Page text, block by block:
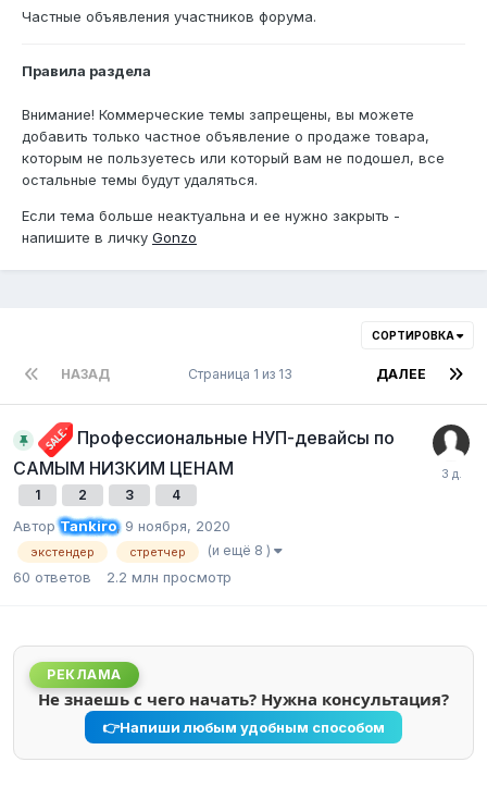
Частные объявления участников форума.
Правила раздела
Внимание! Коммерческие темы запрещены, вы можете
добавить только частное объявление о продаже товара,
которым не пользуетесь или который вам не подошел, все
остальные темы будут удаляться.
Если тема больше неактуальна и ее нужно закрыть -
напишите в личку Gonzo
СОРТИРОВКА
НАЗАД ДАЛЕЕ
Страница 1 из 13
Профессиональные НУП-девайсы по
САМЫМ НИЗКИМ ЦЕНАМ
1 2 3 4
АвторTankiro, 9 ноября, 2020
экстендер стретчер (и ещё 8 )
60 ответов 2.2 млн просмотр
РЕКЛАМА
Не знаешь с чего начать? Нужна консультация?
👉Напиши любым удобным способом